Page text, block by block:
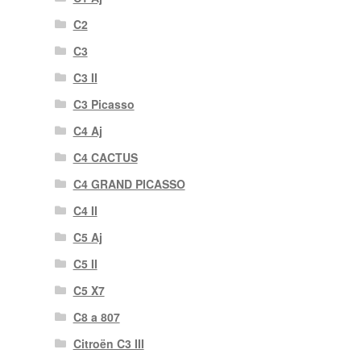
C2
C3
C3 II
C3 Picasso
C4 Aj
C4 CACTUS
C4 GRAND PICASSO
C4 II
C5 Aj
C5 II
C5 X7
C8 a 807
Citroën C3 III